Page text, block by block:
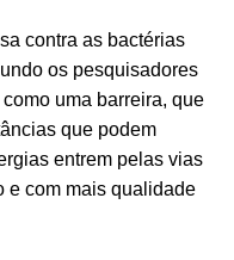
contra as bactérias
os pesquisadores
uma barreira, que
que podem
entrem pelas vias
e com mais qualidade